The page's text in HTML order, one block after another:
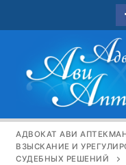
АДВОКАТ АВИ
ВЗЫСКАНИЕ И
СУДЕБНЫХ РЕШЕНИЙ